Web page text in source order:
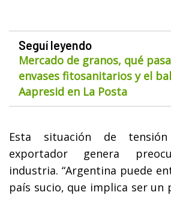
Seguí leyendo
Mercado de granos, qué
envases fitosanitarios y el
Aapresid en La Posta
Esta situación de
exportador genera
industria. “Argentina puede
país sucio, que implica ser un